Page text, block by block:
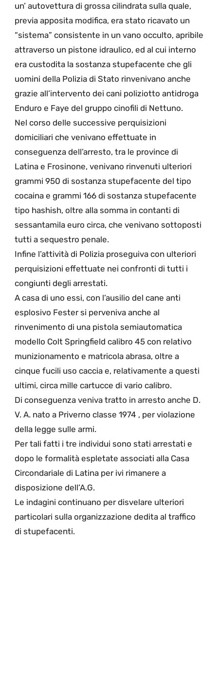
un’ autovettura di grossa cilindrata sulla quale,
previa apposita modifica, era stato ricavato un
“sistema” consistente in un vano occulto, apribile
attraverso un pistone idraulico, ed al cui interno
era custodita la sostanza stupefacente che gli
uomini della Polizia di Stato rinvenivano anche
grazie all’intervento dei cani poliziotto antidroga
Enduro e Faye del gruppo cinofili di Nettuno.
Nel corso delle successive perquisizioni
domiciliari che venivano effettuate in
conseguenza dell’arresto, tra le province di
Latina e Frosinone, venivano rinvenuti ulteriori
grammi 950 di sostanza stupefacente del tipo
cocaina e grammi 166 di sostanza stupefacente
tipo hashish, oltre alla somma in contanti di
sessantamila euro circa, che venivano sottoposti
tutti a sequestro penale.
Infine l’attività di Polizia proseguiva con ulteriori
perquisizioni effettuate nei confronti di tutti i
congiunti degli arrestati.
A casa di uno essi, con l’ausilio del cane anti
esplosivo Fester si perveniva anche al
rinvenimento di una pistola semiautomatica
modello Colt Springfield calibro 45 con relativo
munizionamento e matricola abrasa, oltre a
cinque fucili uso caccia e, relativamente a questi
ultimi, circa mille cartucce di vario calibro.
Di conseguenza veniva tratto in arresto anche D.
V. A. nato a Priverno classe 1974 , per violazione
della legge sulle armi.
Per tali fatti i tre individui sono stati arrestati e
dopo le formalità espletate associati alla Casa
Circondariale di Latina per ivi rimanere a
disposizione dell’A.G.
Le indagini continuano per disvelare ulteriori
particolari sulla organizzazione dedita al traffico
di stupefacenti.